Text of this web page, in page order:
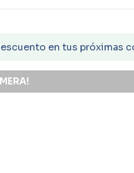
en tus próximas